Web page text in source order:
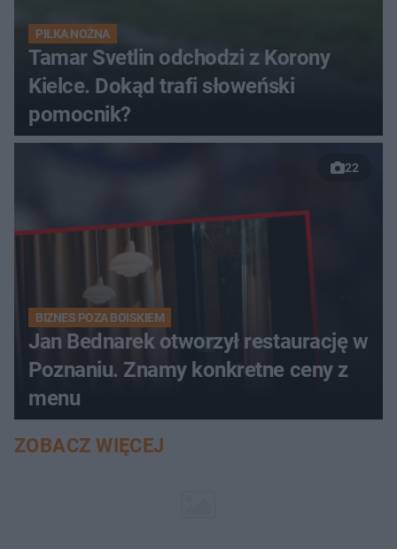
PIŁKA NOŻNA
Tamar Svetlin odchodzi z Korony
Kielce. Dokąd trafi słoweński
pomocnik?
22
BIZNES POZA BOISKIEM
Jan Bednarek otworzył restaurację w
Poznaniu. Znamy konkretne ceny z
menu
ZOBACZ WIĘCEJ